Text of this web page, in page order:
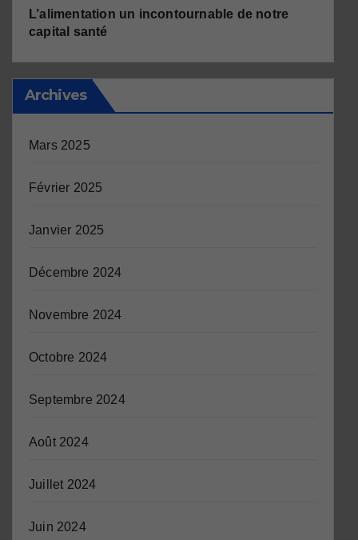
L’alimentation un incontournable de notre
capital santé
Archives
Mars 2025
Février 2025
Janvier 2025
Décembre 2024
Novembre 2024
Octobre 2024
Septembre 2024
Août 2024
Juillet 2024
Juin 2024